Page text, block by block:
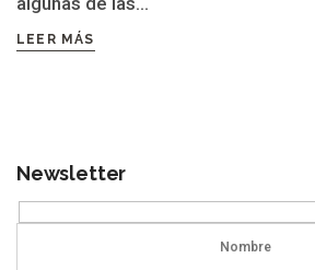
LEER MÁS
Newsletter